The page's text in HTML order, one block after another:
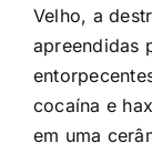
Velho, a
apreendidas
cocaína e
em uma